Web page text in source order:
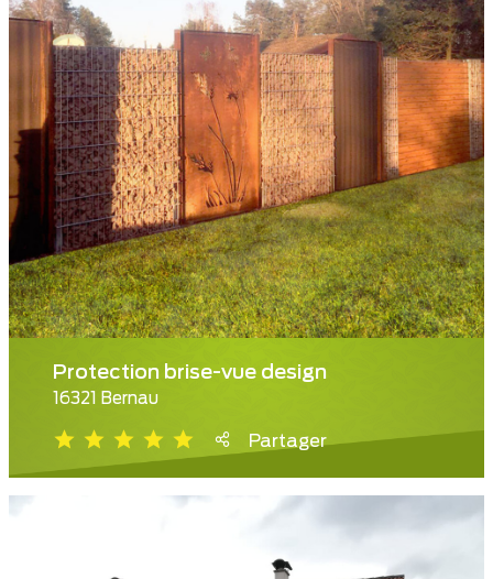
Protection brise-vue design
16321 Bernau
Partager